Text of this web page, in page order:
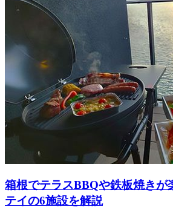
箱根でテラスBBQや鉄板焼きが
テイの6施設を解説